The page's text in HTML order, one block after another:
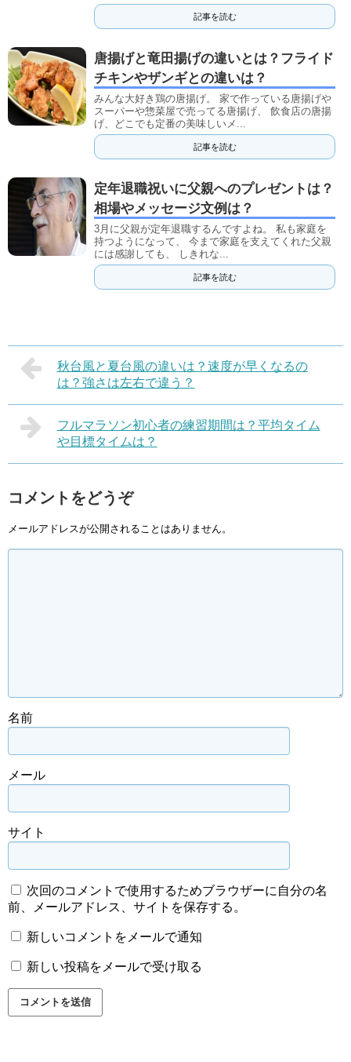
記事を読む
唐揚げと竜田揚げの違いとは？フライド
チキンやザンギとの違いは？
みんな大好き鶏の唐揚げ。 家で作っている唐揚げや
スーパーや惣菜屋で売ってる唐揚げ、 飲食店の唐揚
げ、どこでも定番の美味しいメ...
記事を読む
定年退職祝いに父親へのプレゼントは？
相場やメッセージ文例は？
3月に父親が定年退職するんですよね。 私も家庭を
持つようになって、 今まで家庭を支えてくれた父親
には感謝しても、 しきれな...
記事を読む
秋台風と夏台風の違いは？速度が早くなるの
は？強さは左右で違う？
フルマラソン初心者の練習期間は？平均タイム
や目標タイムは？
コメントをどうぞ
メールアドレスが公開されることはありません。
名前
メール
サイト
次回のコメントで使用するためブラウザーに自分の名
前、メールアドレス、サイトを保存する。
新しいコメントをメールで通知
新しい投稿をメールで受け取る